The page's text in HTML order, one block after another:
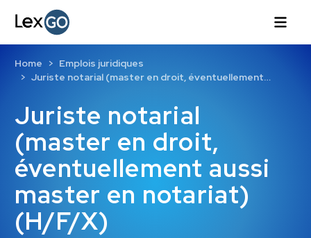
Juriste notarial
(master en droit,
éventuellement aussi
master en notariat)
(H/F/X)
Home
Emplois juridiques
Juriste notarial (master en droit, éventuellement…